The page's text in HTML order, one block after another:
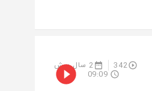
342 2 سال پیش
09:09